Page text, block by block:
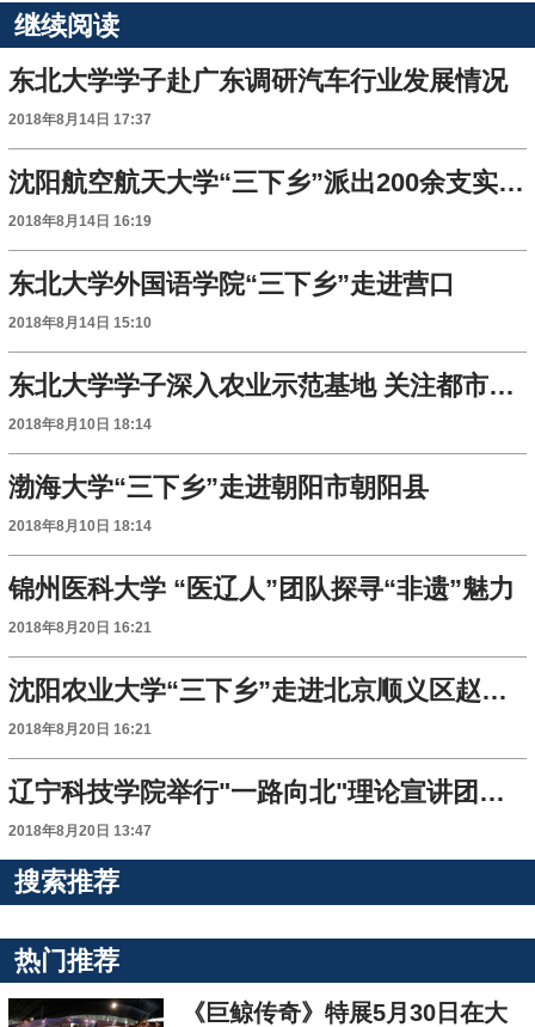
继续阅读
东北大学学子赴广东调研汽车行业发展情况
2018年8月14日 17:37
沈阳航空航天大学“三下乡”派出200余支实践团队
2018年8月14日 16:19
东北大学外国语学院“三下乡”走进营口
2018年8月14日 15:10
东北大学学子深入农业示范基地 关注都市农业大发展
2018年8月10日 18:14
渤海大学“三下乡”走进朝阳市朝阳县
2018年8月10日 18:14
锦州医科大学 “医辽人”团队探寻“非遗”魅力
2018年8月20日 16:21
沈阳农业大学“三下乡”走进北京顺义区赵全营镇
2018年8月20日 16:21
辽宁科技学院举行"一路向北"理论宣讲团活动
2018年8月20日 13:47
搜索推荐
热门推荐
《巨鲸传奇》特展5月30日在大